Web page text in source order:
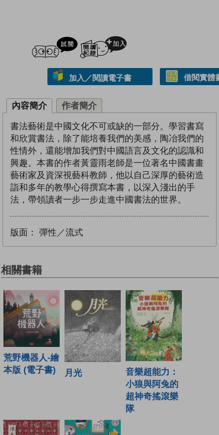
試閲
加入／閱讀電子書 借閱實體
內容簡介 作者簡介
書法藝術是中國文化不可或缺的一部分。學習書寫
和欣賞書法，除了能培養我們的美感，陶冶我們的
性情外，還能增加我們對中國語言及文化的認識和
興趣。本書的作者黃靈雨老師是一位著名中國書畫
藝術家及資深視藝科教師，他以自己深厚的藝術造
詣和多年的教學心得撰寫本書，以深入淺出的手
法，帶領讀者一步一步走進中國書法的世界。
版面： 彈性／流式
相關書籍
荒野機器人-繪
本版 (電子書)
月光
音樂超能力：
小狼與阿兔的
超神奇搖滾樂
隊